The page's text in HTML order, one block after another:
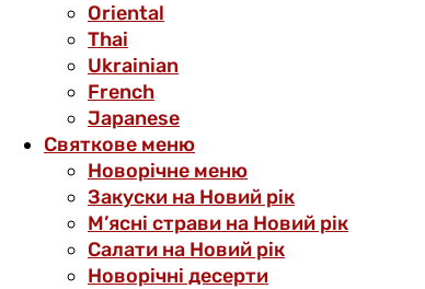
Oriental
Thai
Ukrainian
French
Japanese
Святкове меню
Новорічне меню
Закуски на Новий рік
М’ясні страви на Новий рік
Салати на Новий рік
Новорічні десерти